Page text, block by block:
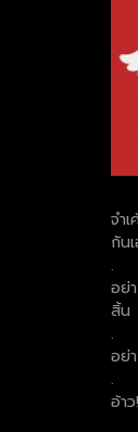
จำ
กัน
.
อย่
สิ้น
.
อย่
.
อ้า